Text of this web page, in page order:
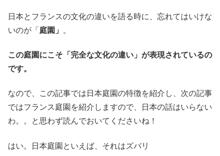
日本とフランスの文化の違いを語る時に、忘れてはいけな
いのが「 庭園」 。
この庭園にこそ「完全な文化の違い」が表現されているの
です。
なので、この記事では日本庭園の特徴を紹介し、次の記事
ではフランス庭園を紹介しますので、日本の話はいらない
わ。。と思わず読んでおいてくださいね！
はい。日本庭園といえば、それはズバリ